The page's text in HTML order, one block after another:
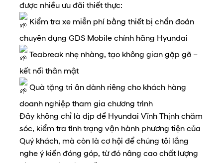
được nhiều ưu đãi thiết thực:
Kiểm tra xe miễn phí bằng thiết bị chẩn đoán
chuyên dụng GDS Mobile chính hãng Hyundai
Teabreak nhẹ nhàng, tạo không gian gặp gỡ –
kết nối thân mật
Quà tặng tri ân dành riêng cho khách hàng
doanh nghiệp tham gia chương trình
Đây không chỉ là dịp để Hyundai Vĩnh Thịnh chăm
sóc, kiểm tra tình trạng vận hành phương tiện của
Quý khách, mà còn là cơ hội để chúng tôi lắng
nghe ý kiến đóng góp, từ đó nâng cao chất lượng